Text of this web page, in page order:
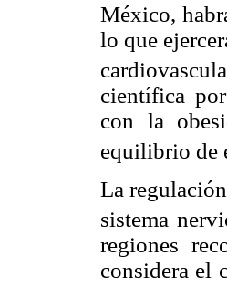
México,
lo que
científica
con la
equilibrio de
La
sistema
regiones
considera el